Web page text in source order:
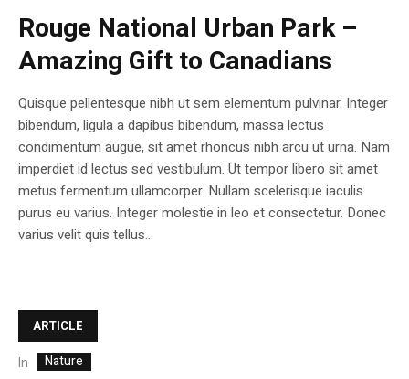
Rouge National Urban Park –
Amazing Gift to Canadians
Quisque pellentesque nibh ut sem elementum pulvinar. Integer
bibendum, ligula a dapibus bibendum, massa lectus
condimentum augue, sit amet rhoncus nibh arcu ut urna. Nam
imperdiet id lectus sed vestibulum. Ut tempor libero sit amet
metus fermentum ullamcorper. Nullam scelerisque iaculis
purus eu varius. Integer molestie in leo et consectetur. Donec
varius velit quis tellus...
ARTICLE
In Nature